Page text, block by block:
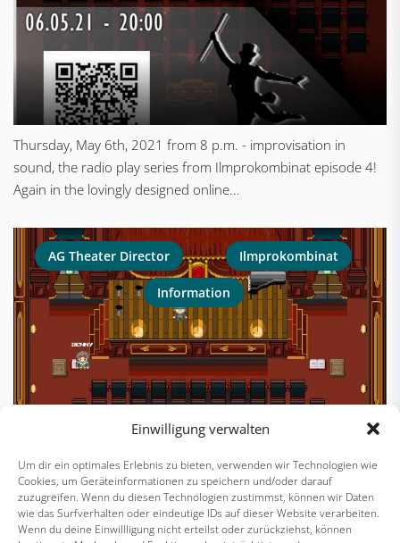
Einwilligung verwalten
Um dir ein optimales Erlebnis zu bieten, verwenden wir Technologien wie
Cookies, um Geräteinformationen zu speichern und/oder darauf
zuzugreifen. Wenn du diesen Technologien zustimmst, können wir Daten
wie das Surfverhalten oder eindeutige IDs auf dieser Website verarbeiten.
Wenn du deine Einwillligung nicht erteilst oder zurückziehst, können
Thursday, May 6th, 2021 from 8 p.m. - improvisation in
sound, the radio play series from Ilmprokombinat episode 4!
Again in the lovingly designed online...
AG Theater Director Ilmprokombinat
Information
The online experiment goes into the 3rd round!
Improvisation in clay. Join us on Saturday, April 3rd, 2021,